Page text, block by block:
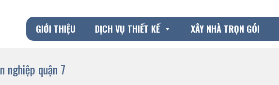
GIỚI THIỆU DỊCH VỤ THIẾT KẾ XÂY NHÀ TRỌN GÓI
nghiệp quận 7